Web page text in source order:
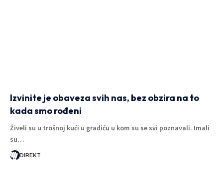
Izvinite je obaveza svih nas, bez obzira na to
kada smo rođeni
Živeli su u trošnoj kući u gradiću u kom su se svi poznavali. Imali
su…
DIREKT